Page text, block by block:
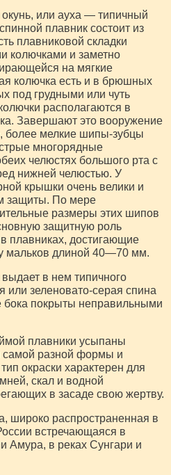
или ауха — типичный
плавник состоит из
плавниковой складки
колючками и заметно
на мягкие
колючка есть и в брюшных
под грудными или чуть
располагаются в
Завершают это вооружение
мелкие шипы-зубцы
многорядные
челюстях большого рта с
нижней челюстью. У
крышки очень велики и
защиты. По мере
размеры этих шипов
защитную роль
плавниках, достигающие
мальков длиной 40—70 мм.
выдает в нем типичного
или зеленовато-серая спина
бока покрыты неправильными
плавники усыпаны
разной формы и
окраски характерен для
скал и водной
в засаде свою жертву.
широко распространенная в
встречающаяся в
Амура, в реках Сунгари и